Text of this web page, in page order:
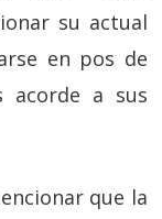
su actual
en pos de
acorde a sus
que la